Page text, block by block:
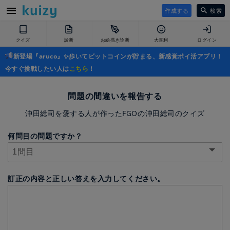
作成する 検索
クイズ 診断 お絵描き診断 大喜利 ログイン
新登場『aruco』✨歩いてビットコインが貯まる、新感覚ポイ活アプリ！
今すぐ挑戦したい人はこちら ！
問題の間違いを報告する
沖田総司を愛する人が作ったFGOの沖田総司のクイズ
何問目の問題ですか？
訂正の内容と正しい答えを入力してください。